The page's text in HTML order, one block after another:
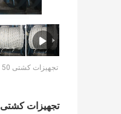
تجهیزات کشتی 50 میلی متر 8 رشته Pp طناب پهلوگیری دریایی طناب برای کشتی